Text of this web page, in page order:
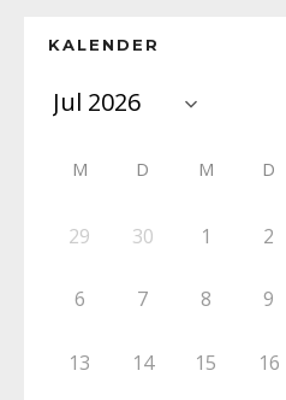
KALENDER
M D M D
29 30 1 2
6 7 8 9
13 14 15 16